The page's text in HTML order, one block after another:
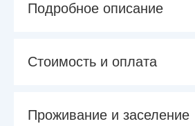
Подробное описание
Стоимость и оплата
Проживание и заселение